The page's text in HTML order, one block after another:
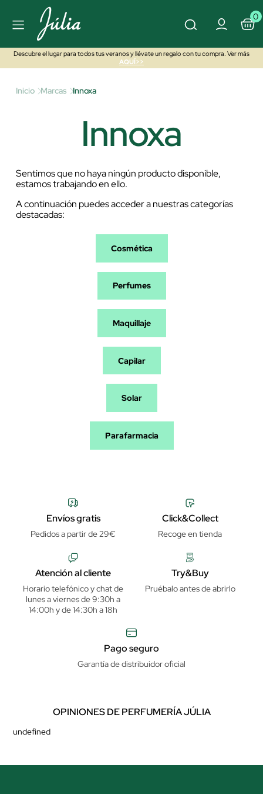
0
Descubre el lugar para todos tus veranos y llévate un regalo con tu compra. Ver más
AQUÍ>>
Inicio Marcas Innoxa
Innoxa
Sentimos que no haya ningún producto disponible,
estamos trabajando en ello.
A continuación puedes acceder a nuestras categorías
destacadas:
Cosmética
Perfumes
Maquillaje
Capilar
Solar
Parafarmacia
Envíos gratis
Pedidos a partir de 29€
Click&Collect
Recoge en tienda
Atención al cliente
Horario telefónico y chat de
lunes a viernes de 9:30h a
14:00h y de 14:30h a 18h
Try&Buy
Pruébalo antes de abrirlo
Pago seguro
Garantía de distribuidor oficial
OPINIONES DE PERFUMERÍA JÚLIA
undefined